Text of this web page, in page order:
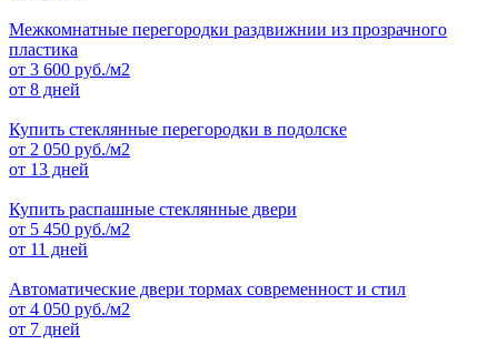
Межкомнатные перегородки раздвижнии из прозрачного
пластика
от 3 600 руб./м2
от 8 дней
Купить стеклянные перегородки в подолске
от 2 050 руб./м2
от 13 дней
Купить распашные стеклянные двери
от 5 450 руб./м2
от 11 дней
Автоматические двери тормах современност и стил
от 4 050 руб./м2
от 7 дней